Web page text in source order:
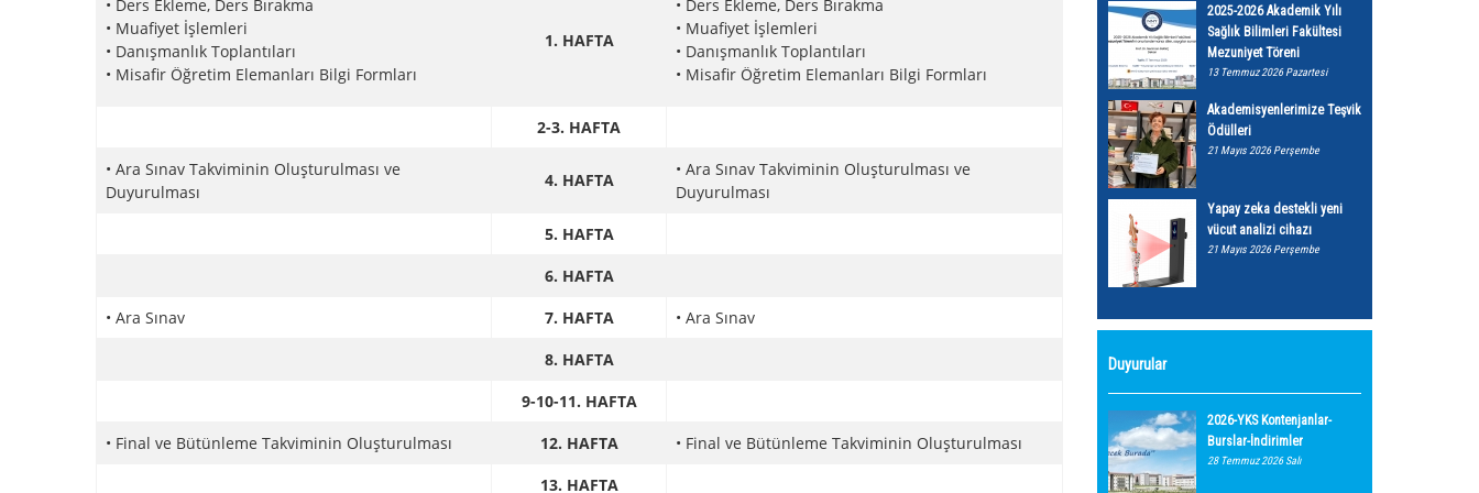
• Ders Ekleme, Ders Bırakma
• Muafiyet İşlemleri
• Danışmanlık Toplantıları
• Misafir Öğretim Elemanları Bilgi Formları
1. HAFTA
• Ders Ekleme, Ders Bırakma
• Muafiyet İşlemleri
• Danışmanlık Toplantıları
• Misafir Öğretim Elemanları Bilgi Formları
2-3. HAFTA
• Ara Sınav Takviminin Oluşturulması ve
Duyurulması
4. HAFTA
• Ara Sınav Takviminin Oluşturulması ve
Duyurulması
5. HAFTA
6. HAFTA
• Ara Sınav
7. HAFTA
• Ara Sınav
8. HAFTA
9-10-11. HAFTA
• Final ve Bütünleme Takviminin Oluşturulması
12. HAFTA
• Final ve Bütünleme Takviminin Oluşturulması
13. HAFTA
2025-2026 Akademik Yılı
Sağlık Bilimleri Fakültesi
Mezuniyet Töreni
13 Temmuz 2026 Pazartesi
Akademisyenlerimize Teşvik
Ödülleri
21 Mayıs 2026 Perşembe
Yapay zeka destekli yeni
vücut analizi cihazı
21 Mayıs 2026 Perşembe
Duyurular
2026-YKS Kontenjanlar-
Burslar-İndirimler
28 Temmuz 2026 Salı